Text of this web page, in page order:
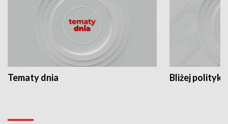
Tematy dnia Bliżej polityki